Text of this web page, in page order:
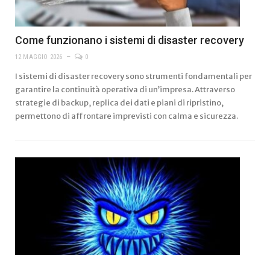
Come funzionano i sistemi di disaster recovery
12 MAGGIO 2026 0
I sistemi di disaster recovery sono strumenti fondamentali per
garantire la continuità operativa di un’impresa. Attraverso
strategie di backup, replica dei dati e piani di ripristino,
permettono di affrontare imprevisti con calma e sicurezza.